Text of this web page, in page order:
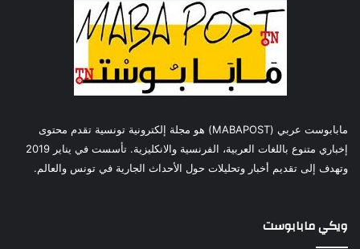
مابابوست عربي (MABAPOST) هو مجلة إلكترونية تونسية تقدم محتوى
إخباري متنوع باللغات العربية، الفرنسية والانكليزية. تأسست في يناير 2019
وتهدف إلى تقديم أخبار وتحليلات حول الأحداث الجارية في تونس والعالم.
ويكي مابابوست